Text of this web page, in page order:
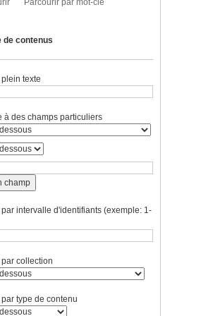
Parcourir par mot-clé
de contenus
texte
à des champs particuliers
champ
intervalle d'identifiants (exemple: 1-
collection
type de contenu